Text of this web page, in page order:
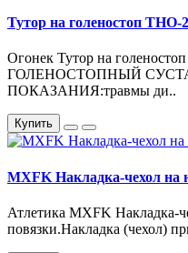
Тутор на голеностоп ТНО-
Огонек Тутор на
ГОЛЕНОСТОПНЫЙ
ПОКАЗАНИЯ:травмы ди..
Купить
MXFK Накладка-чехол на
Атлетика MXFK Накладка-
повязки.Накладка (чехол)